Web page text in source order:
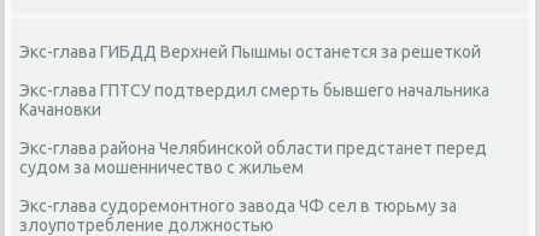
Экс-глава ГИБДД Верхней Пышмы останется за решеткой
Экс-глава ГПТСУ подтвердил смерть бывшего начальника
Качановки
Экс-глава района Челябинской области предстанет перед
судом за мошенничество с жильем
Экс-глава судоремонтного завода ЧФ сел в тюрьму за
злоупотребление должностью